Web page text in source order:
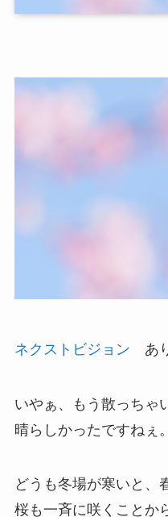
ネクストビジョン あ
いやぁ、もう散っちゃ
晴らしかったですねぇ。
どうも冬場が寒いと、
桜も一斉に咲くことか